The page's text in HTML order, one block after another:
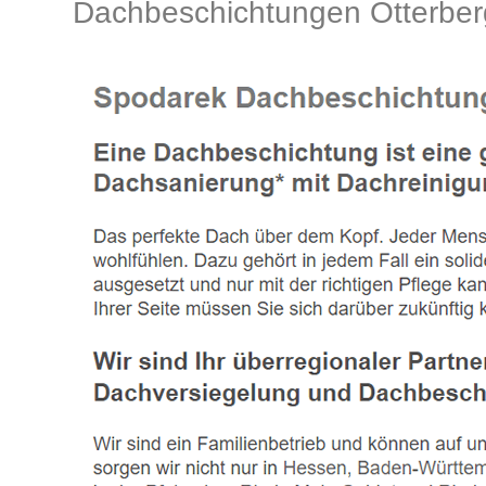
Dachbeschichtungen